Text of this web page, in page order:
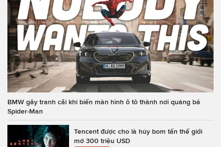
BMW gây tranh cãi khi biến màn hình ô tô thành nơi quảng bá
Spider-Man
Tencent được cho là hủy bom tấn thế giới
mở 300 triệu USD